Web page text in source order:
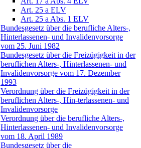
Art. 25 a ELV
Art. 25 a Abs. 1 ELV
Bundesgesetz über die berufliche Alters-,
Hinterlassenen- und Invalidenvorsorge
vom 25. Juni 1982
Bundesgesetz über die Freizügigkeit in der
beruflichen Alters-, Hinterlassenen- und
Invalidenvorsorge vom 17. Dezember
1993
Verordnung über die Freizügigkeit in der
beruflichen Alters-, Hin-terlassenen- und
Invalidenvorsorge
Verordnung über die berufliche Alters-,
Hinterlassenen- und Invalidenvorsorge
vom 18. April 1989
Bundesgesetz über die